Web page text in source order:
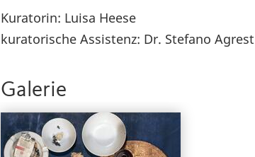
Kuratorin: Luisa Heese
kuratorische Assistenz: Dr. Stefano
Galerie